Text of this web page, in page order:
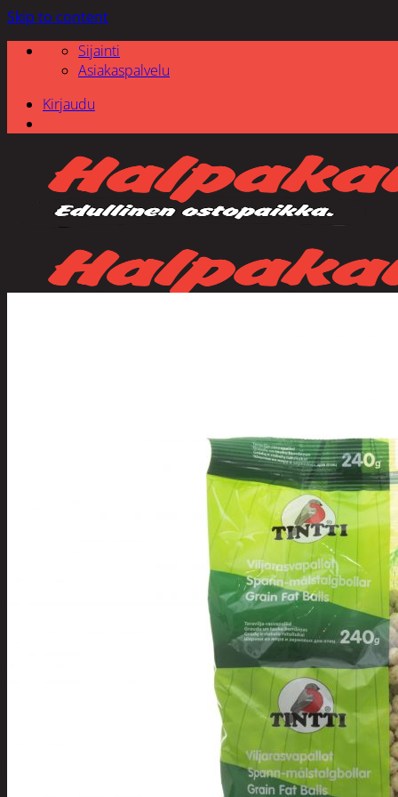
Skip to content
Sijainti
Asiakaspalvelu
Kirjaudu
Poistotuotteet
Kausituotteet
Joulu
Joulu- ja kausivalot
Eläimet ja
Kyntteliköt
Valoketjut ja
Joulukoristeet
Kranssit ja
Tontut ja muut
Joulutekstiilit
Paketointi
Marjastus
Talvi
Päivittäistavarat
Apuvälineet
Hengityssuojaimet ja